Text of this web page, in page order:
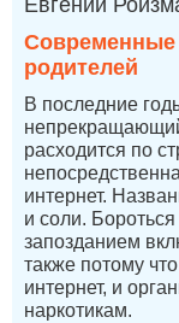
Евгений
Современные
родителей
В последние
расходится по
интернет.
и соли.
запозданием
также потому
интернет, и
наркотикам.